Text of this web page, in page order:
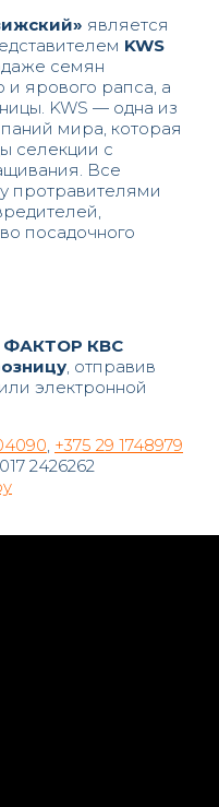
является
KWS
семян
и ярового рапса, а
KWS — одна из
мира, которая
селекции с
Все
протравителями
посадочного
ФАКТОР КВС
, отправив
электронной
+375 29 1748979
2426262